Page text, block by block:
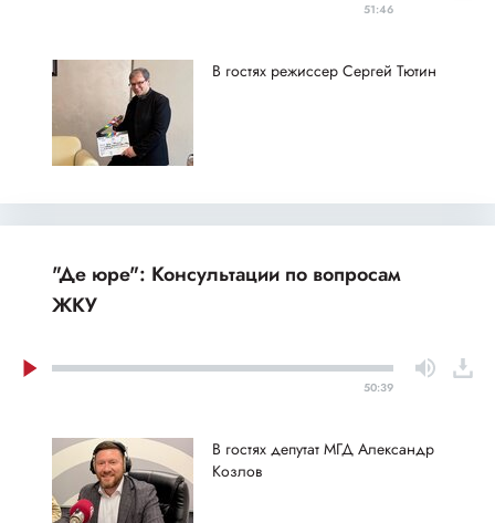
51:46
В гостях режиссер Сергей Тютин
"Де юре": Консультации по вопросам
ЖКУ
50:39
В гостях депутат МГД Александр
Козлов